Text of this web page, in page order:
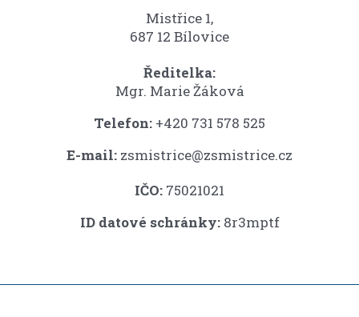
Mistřice 1,
687 12 Bílovice
Ředitelka:
Mgr. Marie Žáková
Telefon: +420 731 578 525
E-mail: zsmistrice@zsmistrice.cz
IČO: 75021021
ID datové schránky:8r3mptf